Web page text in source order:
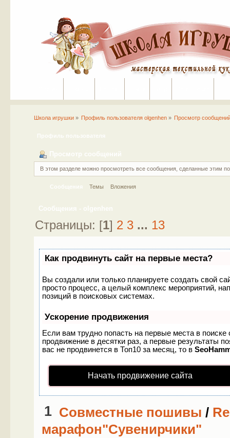
Школа игрушки» Профиль пользователя olgenhen » Просмотр
Профиль пользователя
Просмотр сообщений
В этом разделе можно просмотреть все сообщения, сделанные этим
Сообщения Темы Вложения
Сообщения - olgenhen
Страницы: [1] 2 3 ... 13
Как продвинуть сайт на первые места?
Вы создали или только планируете создать свой
просто процесс, а целый комплекс мероприятий,
позиций в поисковых системах.
Ускорение продвижения
Если вам трудно попасть на первые места в
продвижение в десятки раз, а первые результаты
вас не продвинется в Топ10 за месяц, то в
Начать продвижение сайта
1 Совместные пошивы /
марафон"Сувенирчики"